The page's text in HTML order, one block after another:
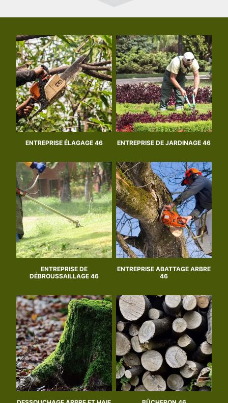
ENTREPRISE ÉLAGAGE 46 ENTREPRISE DE JARDINAGE 46
ENTREPRISE DE
DÉBROUSSAILLAGE 46
ENTREPRISE ABATTAGE ARBRE
46